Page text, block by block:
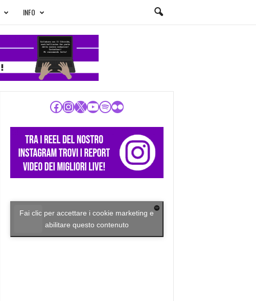
INFO
Facebook
Instagram
X YouTube
Spotify
Flickr
Fai clic per accettare i cookie marketing e
abilitare questo contenuto